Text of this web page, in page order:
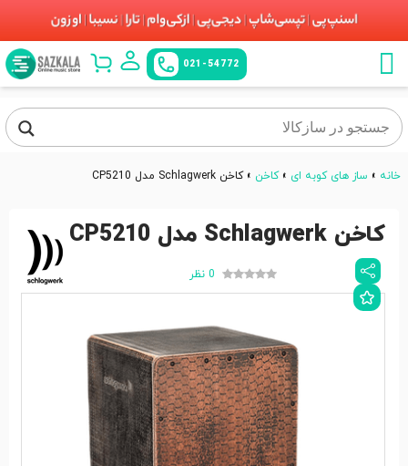
021-54772
خانه » ساز های کوبه ای »کاخن »کاخن Schlagwerk مدل CP5210
کاخن Schlagwerk مدل CP5210
0 نظر